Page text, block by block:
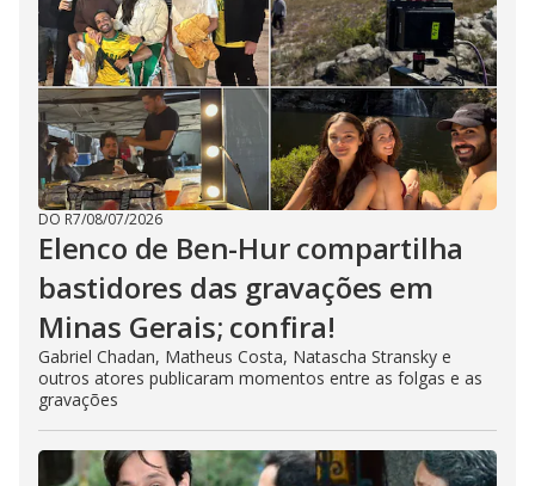
DO R7/08/07/2026
Elenco de Ben-Hur compartilha
bastidores das gravações em
Minas Gerais; confira!
Gabriel Chadan, Matheus Costa, Natascha Stransky e
outros atores publicaram momentos entre as folgas e as
gravações